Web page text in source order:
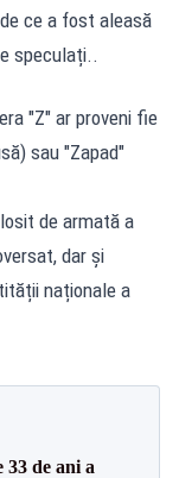
ce a fost aleasă
speculați..
"Z" ar proveni fie
sau "Zapad"
de armată a
dar și
naționale a
de ani a